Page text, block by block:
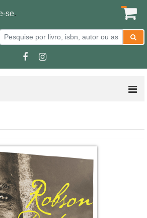
se.